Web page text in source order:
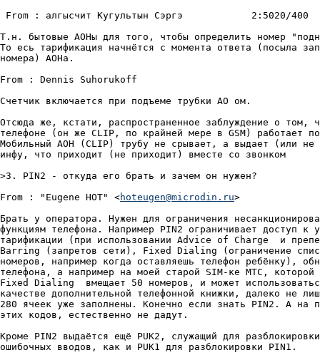
From : алгысчит Кугультын Сэргэ            2:5020/400
Т.н. бытовые АОНы для того, чтобы определить номер
То есь тарификация начнётся с момента ответа (посыла
номера) АОНа.
From : Dennis Suhorukoff
Счетчик включается при подъеме трубки АО ом.
Отсюда же, кстати, распространенное заблуждение о том,
телефоне (он же CLIP, по крайней мере в GSM) работает
Мобильный АОН (CLIP) трубу не срывает, а выдает (или не
инфу, что приходит (не приходит) вместе со звонком
>3. PIN2 - откуда его брать и зачем он нужен?
From : "Eugene HOT" <hoteugen@microdin.ru>
Брать у оператора. Нужен для ограничения
функциям телефона. Например PIN2 ограничивает доступ к
тарификации (при использовании Advice of Charge  и
Barring (запретов сети), Fixed Dialing (ограничение
номеров, например когда оставляешь телефон ребёнку),
телефона, а например на моей старой SIM-ке МТС,
Fixed Dialing  вмещает 50 номеров, и может
качестве дополнительной телефонной книжки, далеко не
280 ячеек уже заполнены. Конечно если знать PIN2. А на
этих кодов, естественно не дадут.
Кроме PIN2 выдаётся ещё PUK2, служащий для
ошибочных вводов, как и PUK1 для разблокировки PIN1.